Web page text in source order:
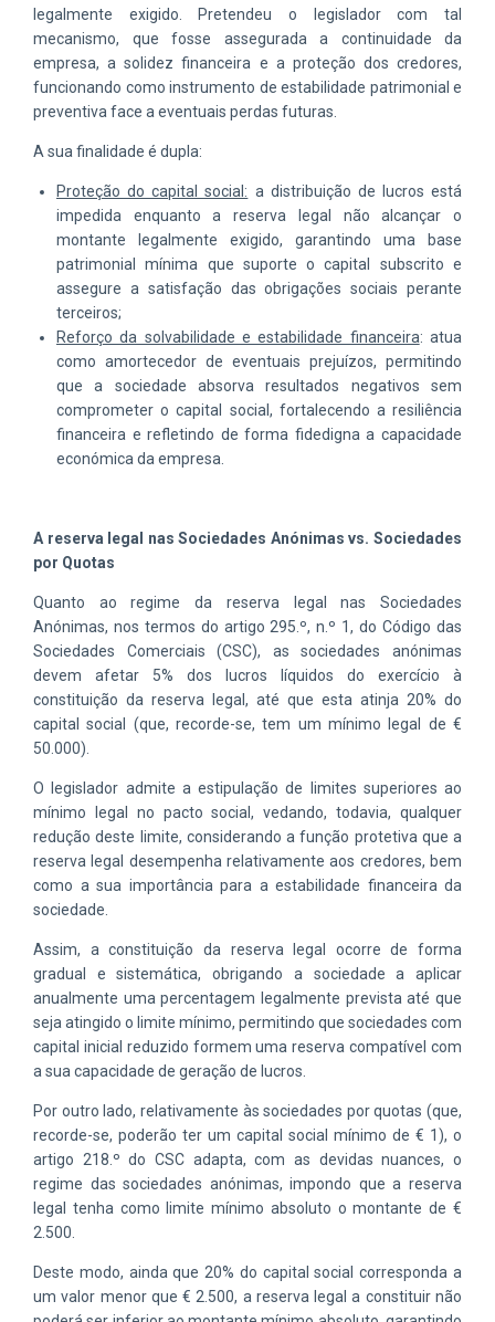
legalmente exigido. Pretendeu o legislador com tal
mecanismo, que fosse assegurada a continuidade da
empresa, a solidez financeira e a proteção dos credores,
funcionando como instrumento de estabilidade patrimonial e
preventiva face a eventuais perdas futuras.
A sua finalidade é dupla:
Proteção do capital social: a distribuição de lucros está
impedida enquanto a reserva legal não alcançar o
montante legalmente exigido, garantindo uma base
patrimonial mínima que suporte o capital subscrito e
assegure a satisfação das obrigações sociais perante
terceiros;
Reforço da solvabilidade e estabilidade financeira: atua
como amortecedor de eventuais prejuízos, permitindo
que a sociedade absorva resultados negativos sem
comprometer o capital social, fortalecendo a resiliência
financeira e refletindo de forma fidedigna a capacidade
económica da empresa.
A reserva legal nas Sociedades Anónimas vs. Sociedades
por Quotas
Quanto ao regime da reserva legal nas Sociedades
Anónimas, nos termos do artigo 295.º, n.º 1, do Código das
Sociedades Comerciais (CSC), as sociedades anónimas
devem afetar 5% dos lucros líquidos do exercício à
constituição da reserva legal, até que esta atinja 20% do
capital social (que, recorde-se, tem um mínimo legal de €
50.000).
O legislador admite a estipulação de limites superiores ao
mínimo legal no pacto social, vedando, todavia, qualquer
redução deste limite, considerando a função protetiva que a
reserva legal desempenha relativamente aos credores, bem
como a sua importância para a estabilidade financeira da
sociedade.
Assim, a constituição da reserva legal ocorre de forma
gradual e sistemática, obrigando a sociedade a aplicar
anualmente uma percentagem legalmente prevista até que
seja atingido o limite mínimo, permitindo que sociedades com
capital inicial reduzido formem uma reserva compatível com
a sua capacidade de geração de lucros.
Por outro lado, relativamente às sociedades por quotas (que,
recorde-se, poderão ter um capital social mínimo de € 1), o
artigo 218.º do CSC adapta, com as devidas nuances, o
regime das sociedades anónimas, impondo que a reserva
legal tenha como limite mínimo absoluto o montante de €
2.500.
Deste modo, ainda que 20% do capital social corresponda a
um valor menor que € 2.500, a reserva legal a constituir não